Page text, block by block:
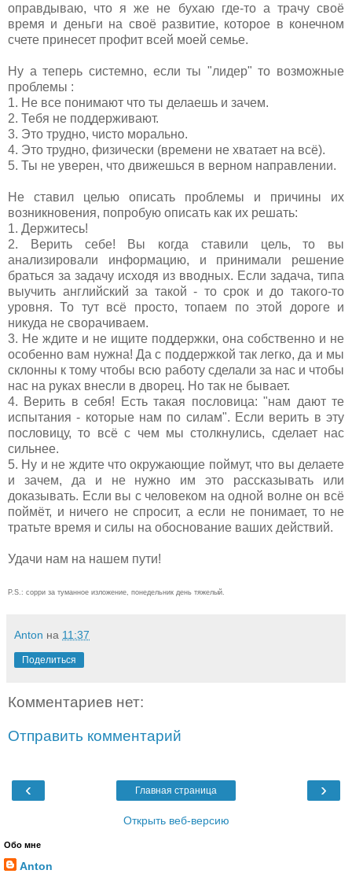
оправдываю, что я же не бухаю где-то а трачу своё
время и деньги на своё развитие, которое в конечном
счете принесет профит всей моей семье.
Ну а теперь системно, если ты "лидер" то возможные
проблемы :
1. Не все понимают что ты делаешь и зачем.
2. Тебя не поддерживают.
3. Это трудно, чисто морально.
4. Это трудно, физически (времени не хватает на всё).
5. Ты не уверен, что движешься в верном направлении.
Не ставил целью описать проблемы и причины их
возникновения, попробую описать как их решать:
1. Держитесь!
2. Верить себе! Вы когда ставили цель, то вы
анализировали информацию, и принимали решение
браться за задачу исходя из вводных. Если задача, типа
выучить английский за такой - то срок и до такого-то
уровня. То тут всё просто, топаем по этой дороге и
никуда не сворачиваем.
3. Не ждите и не ищите поддержки, она собственно и не
особенно вам нужна! Да с поддержкой так легко, да и мы
склонны к тому чтобы всю работу сделали за нас и чтобы
нас на руках внесли в дворец. Но так не бывает.
4. Верить в себя! Есть такая пословица: "нам дают те
испытания - которые нам по силам". Если верить в эту
пословицу, то всё с чем мы столкнулись, сделает нас
сильнее.
5. Ну и не ждите что окружающие поймут, что вы делаете
и зачем, да и не нужно им это рассказывать или
доказывать. Если вы с человеком на одной волне он всё
поймёт, и ничего не спросит, а если не понимает, то не
тратьте время и cилы на обоснование ваших действий.
Удачи нам на нашем пути!
P.S.: сорри за туманное изложение, понедельник день тяжелый.
Anton на 11:37
Поделиться
Комментариев нет:
Отправить комментарий
‹ ›
Главная страница
Открыть веб-версию
Обо мне
Anton